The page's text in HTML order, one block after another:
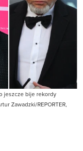
jeszcze bije rekordy
Zawadzki/REPORTER,